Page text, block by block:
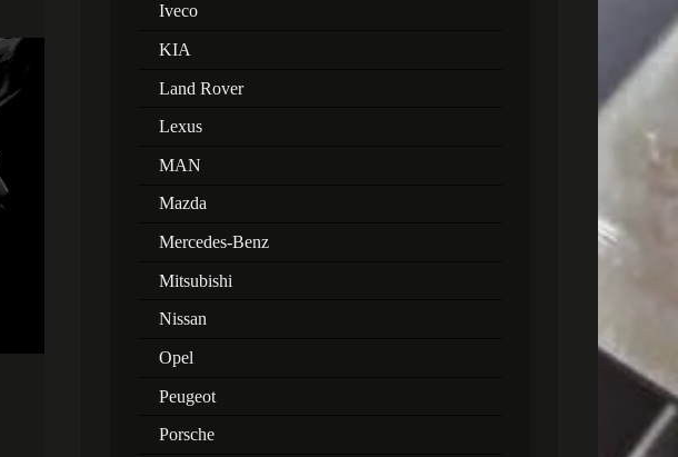
Iveco
KIA
Land Rover
Lexus
MAN
Mazda
Mercedes-Benz
Mitsubishi
Nissan
Opel
Peugeot
Porsche